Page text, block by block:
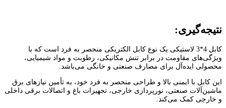
نتیجه‌گیری:
کابل 4*3 لاستیکی یک نوع کابل الکتریکی منحصر به فرد است که با
ویژگی‌های مقاومت در برابر تنش مکانیکی، رطوبت و مواد شیمیایی،
محصولی ایده‌آل برای مصارف صنعتی و خانگی می‌باشد.
این کابل با ایمنی بالا و طراحی منحصر به فرد خود، به تأمین نیازهای برق
ماشین‌آلات صنعتی، نورپردازی خارجی، تجهیزات باغ و اتصالات برقی داخلی
و خارجی کمک می‌کند.